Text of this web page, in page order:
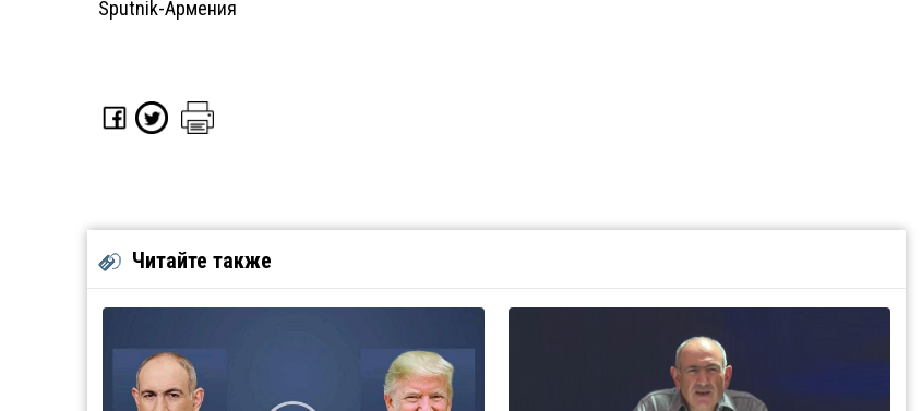
Sputnik-Армения
Читайте также